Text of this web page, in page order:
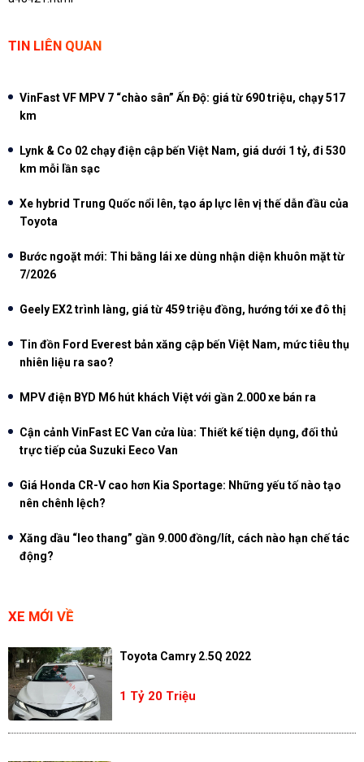
TIN LIÊN QUAN
VinFast VF MPV 7 “chào sân” Ấn Độ: giá từ 690 triệu, chạy 517
km
Lynk & Co 02 chạy điện cập bến Việt Nam, giá dưới 1 tỷ, đi 530
km mỗi lần sạc
Xe hybrid Trung Quốc nổi lên, tạo áp lực lên vị thế dẫn đầu của
Toyota
Bước ngoặt mới: Thi bằng lái xe dùng nhận diện khuôn mặt từ
7/2026
Geely EX2 trình làng, giá từ 459 triệu đồng, hướng tới xe đô thị
Tin đồn Ford Everest bản xăng cập bến Việt Nam, mức tiêu thụ
nhiên liệu ra sao?
MPV điện BYD M6 hút khách Việt với gần 2.000 xe bán ra
Cận cảnh VinFast EC Van cửa lùa: Thiết kế tiện dụng, đối thủ
trực tiếp của Suzuki Eeco Van
Giá Honda CR-V cao hơn Kia Sportage: Những yếu tố nào tạo
nên chênh lệch?
Xăng dầu “leo thang” gần 9.000 đồng/lít, cách nào hạn chế tác
động?
XE MỚI VỀ
Toyota Camry 2.5Q 2022
1 Tỷ 20 Triệu